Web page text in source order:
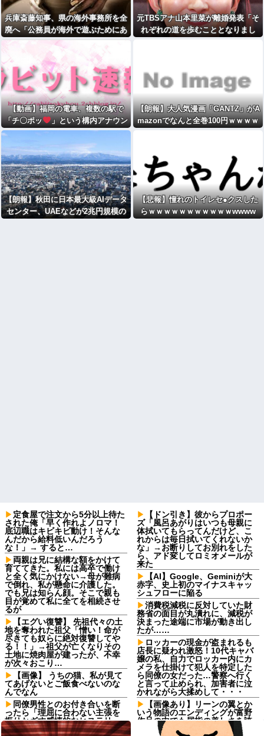
兵庫斎藤知事、県の海外事務所を全
廃へ「公務員が海外で遊ぶためにあ
るだけ」
元TBSアナ山本里菜が離婚発表「そ
れぞれの道を歩むこととなりまし
【動画】福岡の電車、複数の駅で
「チ〇ポッ
」という構内アナウン
スが流れる騒ぎwwwwwwwww
【朗報】大人気漫画「GANTZ」がA
mazonでなんと全巻100円ｗｗｗｗ
【朗報】秋田に日本最大級AIデータ
センター、UAEなどが2兆円規模の
【悲報】憧れのトイレセ●クスした
らｗｗｗｗｗｗｗｗｗｗｗwwww
定食屋で注文から5分以上待た
された俺「早く作れよノロマ！
底辺職はキビキビ動け！そんな
んだから給料低いんだろう
な！」→ すると…
両親は兄に結構な額をかけて
育ててきた。私には高卒で働け
と全く気にかけない→母が難病
で倒れ、私が懸命に介護した。
でも兄は知らん顔。そこで親も
目が覚めて私に全てを相続させ
るが
【エグい復讐】 先祖代々の土
地を奪われた祖父「憎い！命が
尽きても奴らに絶対復讐してや
る！！」→祖父が亡くなりその
土地に焼肉屋が建ったが、不幸
が次々おこり…
【画像】 うちの猫、私が見て
てあげないとご飯食べないのな
んでなん
同僚男性とのお付き合いを断
ったら「理屈に合わない主張を
振りかざす感情的なヒステリー
女」と言いふらされて・・・
【ドン引き】彼からプロポー
ズ「風呂あがりはいつも母親に
体拭いてもらってんだけど、こ
れからは毎日拭いてくれないか
な」→お断りしてお別れをした
ら、アド変してロミオメールが
来た
【AI】Google、Geminiが大
赤字、史上初のマイナスキャッ
シュフローに陥る
消費税減税に反対していた財
務省の面目が丸潰れに、減税が
決まった途端に市場が動き出し
たが……
ロッカーの現金が盗まれるも
店長に疑われ激怒！10代キャバ
嬢の私、自力でロッカー内にカ
メラを仕掛けて犯人を特定した
ら同僚の女だった…警察へ行く
と言って止められ、加害者に泣
かれながら大揉めして・・・
【画像あり】リーンの翼とか
いう物語のエンディングが富野
作品の中でも屈指の美しさを誇
る作品他